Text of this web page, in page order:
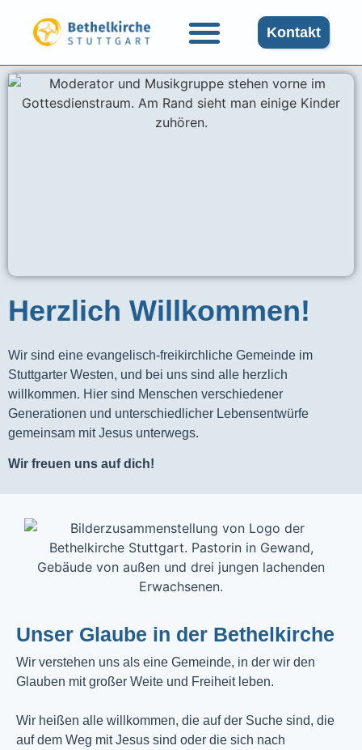
Kontakt
Herzlich Willkommen!
Wir sind eine evangelisch-freikirchliche Gemeinde im
Stuttgarter Westen, und bei uns sind alle herzlich
willkommen. Hier sind Menschen verschiedener
Generationen und unterschiedlicher Lebensentwürfe
gemeinsam mit Jesus unterwegs.
Wir freuen uns auf dich!
Unser Glaube in der Bethelkirche
Wir verstehen uns als eine Gemeinde, in der wir den
Glauben mit großer Weite und Freiheit leben.
Wir heißen alle willkommen, die auf der Suche sind, die
auf dem Weg mit Jesus sind oder die sich nach